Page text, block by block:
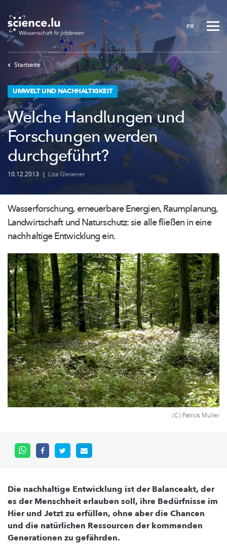
Skip
main
content
FR
Startseite
UMWELT UND NACHHALTIGKEIT
Welche Handlungen und
Forschungen werden
durchgeführt?
10.12.2013 | Liza Glesener
Wasserforschung,erneuerbare Energien, Raumplanung,
Landwirtschaftund Naturschutz: sie alle fließen in eine
nachhaltige Entwicklung ein.
(C) Patrick Muller
Die nachhaltige Entwicklung ist der Balanceakt, der
es der Menschheit erlauben soll, ihre Bedürfnisse im
Hier und Jetzt zu erfüllen, ohne aber die Chancen
und die natürlichen Ressourcen der kommenden
Generationen zu gefährden.